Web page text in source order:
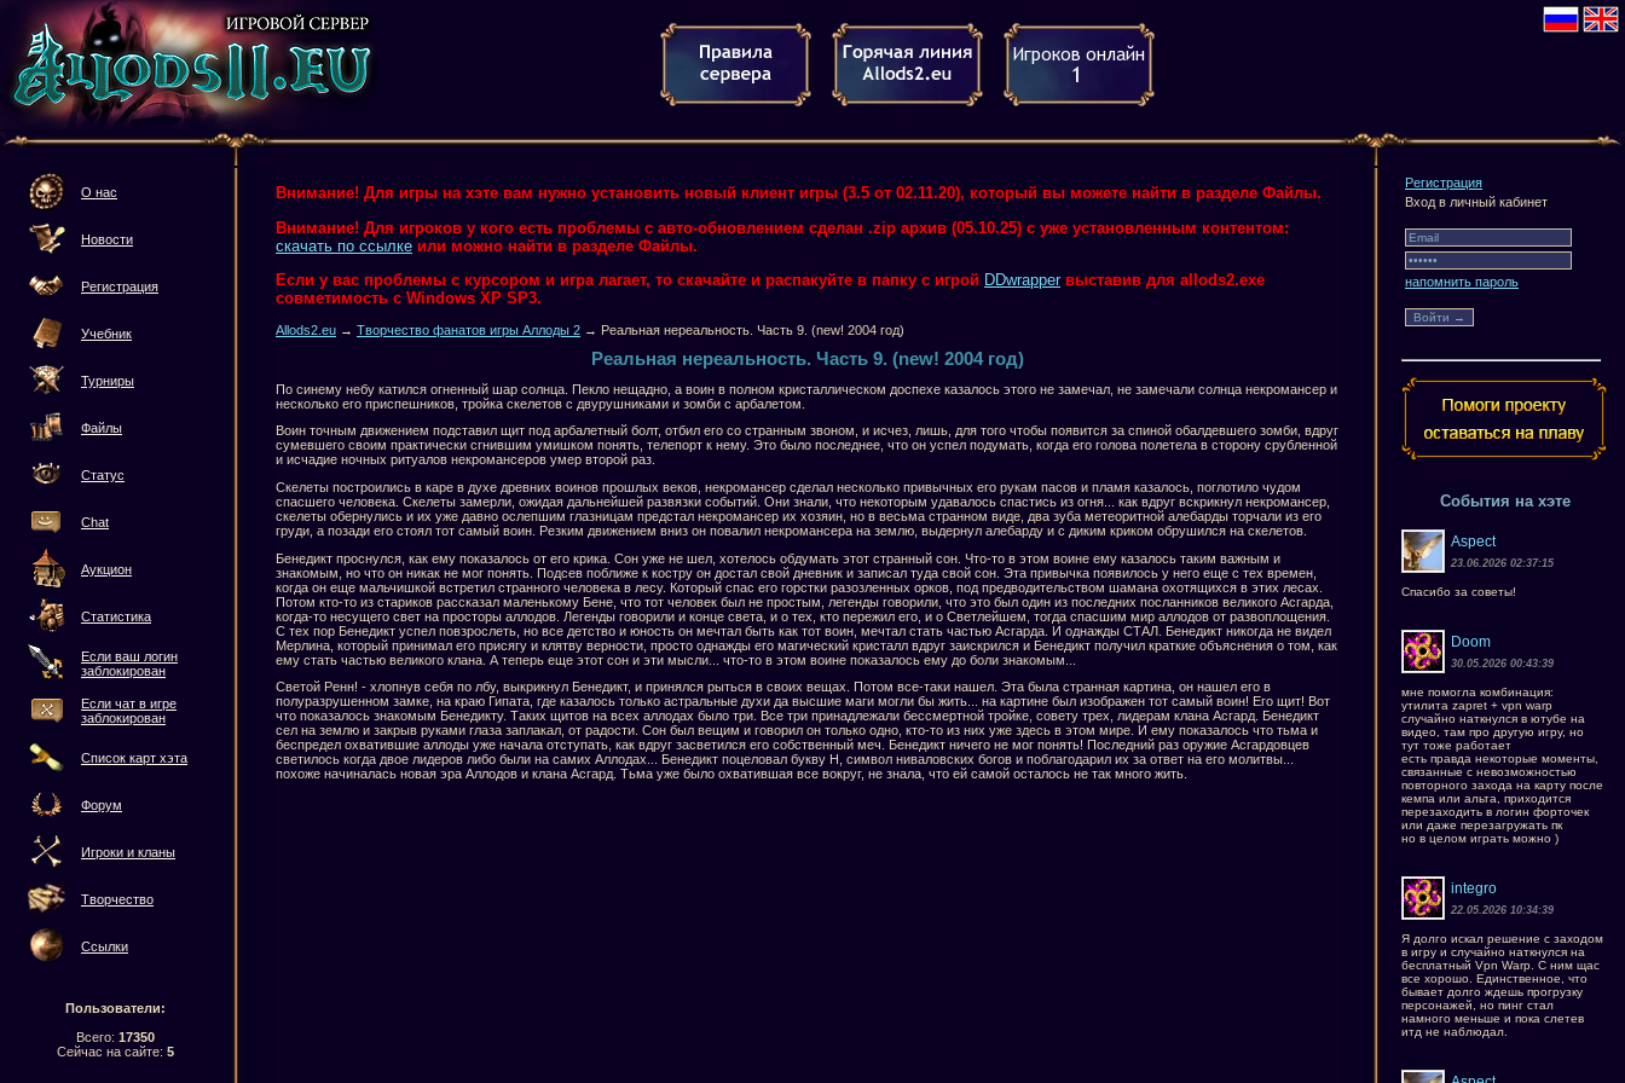
О нас
Новости
Регистрация
Учебник
Турниры
Файлы
Статус
Chat
Аукцион
Статистика
Если ваш логин
заблокирован
Если чат в игре
заблокирован
Список карт хэта
Форум
Игроки и кланы
Творчество
Ссылки
Пользователи:
Всего: 17350
Сейчас на сайте: 5
Внимание! Для игры на хэте вам нужно установить новый клиент игры (3.5 от 02.11.20), который вы можете найти в разделе Файлы.
Внимание! Для игроков у кого есть проблемы с авто-обновлением сделан .zip архив (05.10.25) с уже установленным контентом:
скачать по ссылке или можно найти в разделе Файлы.
Если у вас проблемы с курсором и игра лагает, то скачайте и распакуйте в папку с игрой DDwrapper выставив для allods2.exe
совметимость с Windows XP SP3.
Allods2.eu → Творчество фанатов игры Аллоды 2 → Реальная нереальность. Часть 9. (new! 2004 год)
Реальная нереальность. Часть 9. (new! 2004 год)
По синему небу катился огненный шар солнца. Пекло нещадно, а воин в полном кристаллическом доспехе казалось этого не замечал, не замечали солнца некромансер и
несколько его приспешников, тройка скелетов с двурушниками и зомби с арбалетом.
Воин точным движением подставил щит под арбалетный болт, отбил его со странным звоном, и исчез, лишь, для того чтобы появится за спиной обалдевшего зомби, вдруг
сумевшего своим практически сгнившим умишком понять, телепорт к нему. Это было последнее, что он успел подумать, когда его голова полетела в сторону срубленной
и исчадие ночных ритуалов некромансеров умер второй раз.
Скелеты построились в каре в духе древних воинов прошлых веков, некромансер сделал несколько привычных его рукам пасов и пламя казалось, поглотило чудом
спасшего человека. Скелеты замерли, ожидая дальнейшей развязки событий. Они знали, что некоторым удавалось спастись из огня... как вдруг вскрикнул некромансер,
скелеты обернулись и их уже давно ослепшим глазницам предстал некромансер их хозяин, но в весьма странном виде, два зуба метеоритной алебарды торчали из его
груди, а позади его стоял тот самый воин. Резким движением вниз он повалил некромансера на землю, выдернул алебарду и с диким криком обрушился на скелетов.
Бенедикт проснулся, как ему показалось от его крика. Сон уже не шел, хотелось обдумать этот странный сон. Что-то в этом воине ему казалось таким важным и
знакомым, но что он никак не мог понять. Подсев поближе к костру он достал свой дневник и записал туда свой сон. Эта привычка появилось у него еще с тех времен,
когда он еще мальчишкой встретил странного человека в лесу. Который спас его горстки разозленных орков, под предводительством шамана охотящихся в этих лесах.
Потом кто-то из стариков рассказал маленькому Бене, что тот человек был не простым, легенды говорили, что это был один из последних посланников великого Асгарда,
когда-то несущего свет на просторы аллодов. Легенды говорили и конце света, и о тех, кто пережил его, и о Светлейшем, тогда спасшим мир аллодов от развоплощения.
С тех пор Бенедикт успел повзрослеть, но все детство и юность он мечтал быть как тот воин, мечтал стать частью Асгарда. И однажды СТАЛ. Бенедикт никогда не видел
Мерлина, который принимал его присягу и клятву верности, просто однажды его магический кристалл вдруг заискрился и Бенедикт получил краткие объяснения о том, как
ему стать частью великого клана. А теперь еще этот сон и эти мысли... что-то в этом воине показалось ему до боли знакомым...
Светой Ренн! - хлопнув себя по лбу, выкрикнул Бенедикт, и принялся рыться в своих вещах. Потом все-таки нашел. Эта была странная картина, он нашел его в
полуразрушенном замке, на краю Гипата, где казалось только астральные духи да высшие маги могли бы жить... на картине был изображен тот самый воин! Его щит! Вот
что показалось знакомым Бенедикту. Таких щитов на всех аллодах было три. Все три принадлежали бессмертной тройке, совету трех, лидерам клана Асгард. Бенедикт
сел на землю и закрыв руками глаза заплакал, от радости. Сон был вещим и говорил он только одно, кто-то из них уже здесь в этом мире. И ему показалось что тьма и
беспредел охватившие аллоды уже начала отступать, как вдруг засветился его собственный меч. Бенедикт ничего не мог понять! Последний раз оружие Асгардовцев
светилось когда двое лидеров либо были на самих Аллодах... Бенедикт поцеловал букву Н, символ ниваловских богов и поблагодарил их за ответ на его молитвы...
похоже начиналась новая эра Аллодов и клана Асгард. Тьма уже было охватившая все вокруг, не знала, что ей самой осталось не так много жить.
Регистрация
Вход в личный кабинет
напомнить пароль
События на хэте
Aspect
23.06.2026 02:37:15
Спасибо за советы!
Doom
30.05.2026 00:43:39
мне помогла комбинация:
утилита zapret + vpn warp
случайно наткнулся в ютубе на
видео, там про другую игру, но
тут тоже работает
есть правда некоторые моменты,
связанные с невозможностью
повторного захода на карту после
кемпа или альта, приходится
перезаходить в логин форточек
или даже перезагружать пк
но в целом играть можно )
integro
22.05.2026 10:34:39
Я долго искал решение с заходом
в игру и случайно наткнулся на
бесплатный Vpn Warp. С ним щас
все хорошо. Единственное, что
бывает долго ждешь прогрузку
персонажей, но пинг стал
намного меньше и пока слетев
итд не наблюдал.